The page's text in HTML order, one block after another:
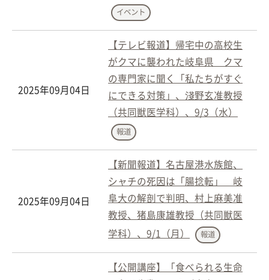
イベント
2025年09月04日
【テレビ報道】帰宅中の高校生
がクマに襲われた岐阜県 クマ
の専門家に聞く「私たちがすぐ
にできる対策」、淺野玄准教授
（共同獣医学科）、9/3（水）
報道
2025年09月04日
【新聞報道】名古屋港水族館、
シャチの死因は「腸捻転」 岐
阜大の解剖で判明、村上麻美准
教授、猪島康雄教授（共同獣医
学科）、9/1（月）
報道
【公開講座】「食べられる生命